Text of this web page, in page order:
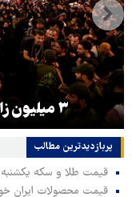
۳ میلیون زائر اربعین به کشور بازگشتند
پربازدیدترین‌ مطالب
قیمت طلا و سکه یکشنبه ۱۱ مرداد ۱۴۰۵/ ریزش سنگین سکه امامی